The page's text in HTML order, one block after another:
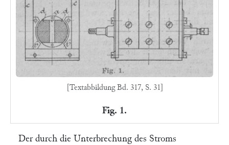
[Textabbildung Bd. 317, S. 31]
Fig. 1.
Der durch die Unterbrechung des Stroms